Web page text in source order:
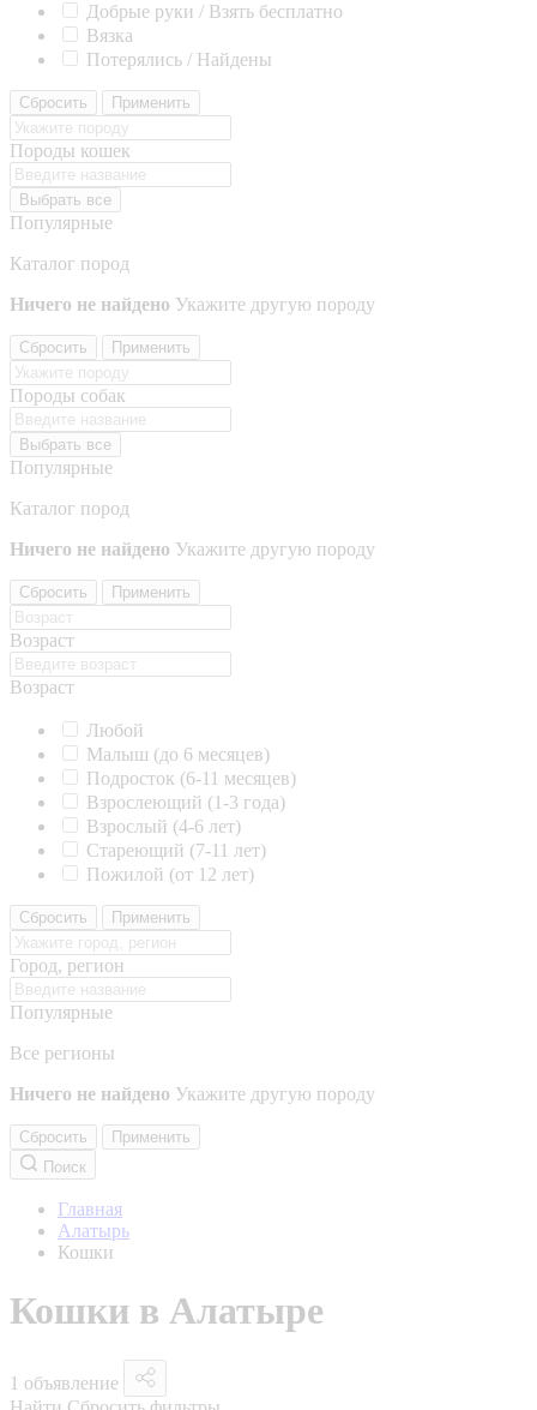
Добрые руки / Взять бесплатно
Вязка
Потерялись / Найдены
Сбросить Применить
Породы кошек
Выбрать все
Популярные
Каталог пород
Ничего не найдено Укажите другую породу
Сбросить Применить
Породы собак
Выбрать все
Популярные
Каталог пород
Ничего не найдено Укажите другую породу
Сбросить Применить
Возраст
Возраст
Любой
Малыш (до 6 месяцев)
Подросток (6-11 месяцев)
Взрослеющий (1-3 года)
Взрослый (4-6 лет)
Стареющий (7-11 лет)
Пожилой (от 12 лет)
Сбросить Применить
Город, регион
Популярные
Все регионы
Ничего не найдено Укажите другую породу
Сбросить
Применить
Поиск
Главная
Алатырь
Кошки
Кошки в Алатыре
1 объявление